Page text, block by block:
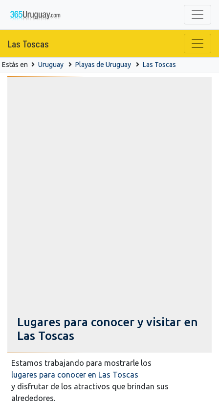
Las Toscas
Estás en Uruguay Playas de Uruguay Las Toscas
Lugares para conocer y visitar en
Las Toscas
Estamos trabajando para mostrarle los
lugares para conocer en Las Toscas
y disfrutar de los atractivos que brindan sus
alrededores.